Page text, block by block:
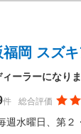
福岡 スズ
ーラーになり
件 総合評価
週水曜日、第２